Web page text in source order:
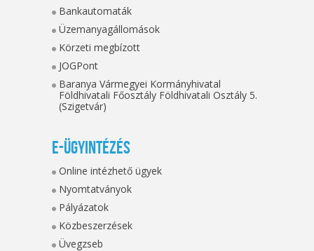
Bankautomaták
Üzemanyagállomások
Körzeti megbízott
JOGPont
Baranya Vármegyei Kormányhivatal
Földhivatali Főosztály Földhivatali Osztály 5.
(Szigetvár)
E-ügyintézés
Online intézhető ügyek
Nyomtatványok
Pályázatok
Közbeszerzések
Üvegzseb